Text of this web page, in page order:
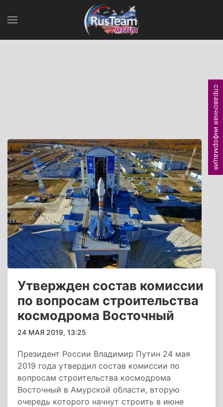
Утвержден состав комиссии
по вопросам строительства
космодрома Восточный
24 МАЯ 2019, 13:25
Президент России Владимир Путин 24 мая
2019 года утвердил состав комиссии по
вопросам строительства космодрома
Восточный в Амурской области, вторую
очередь которого начнут строить в июне
справочная информация